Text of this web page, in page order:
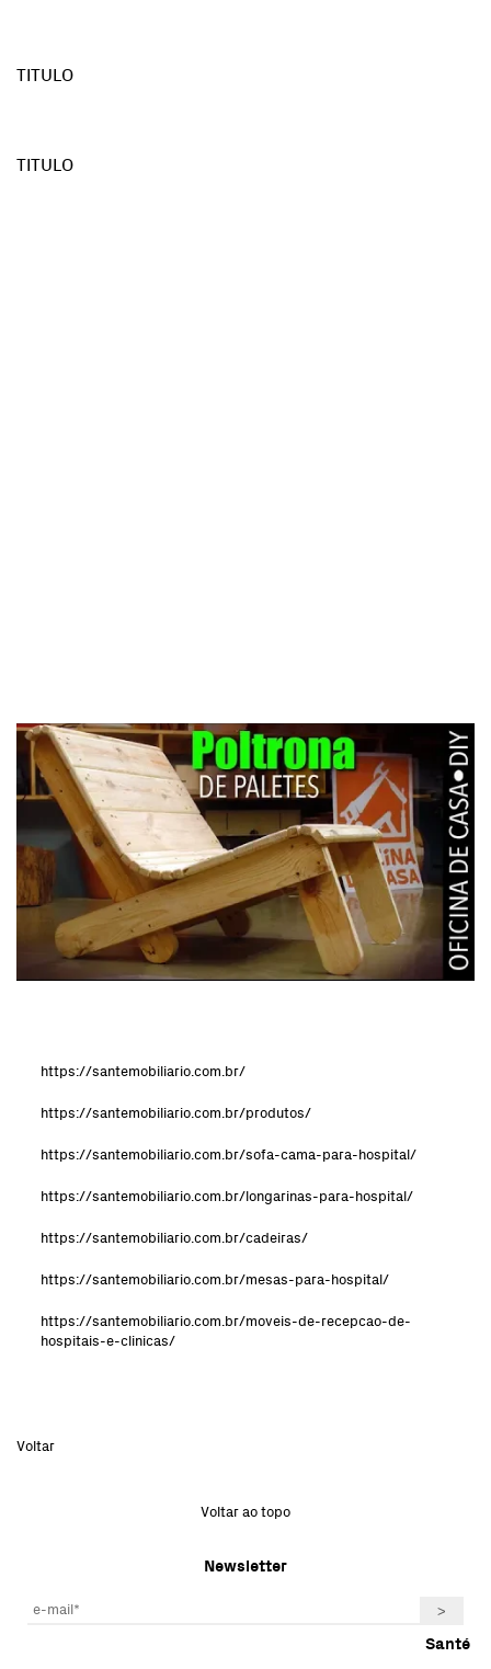
TITULO
TITULO
https://santemobiliario.com.br/
https://santemobiliario.com.br/produtos/
https://santemobiliario.com.br/sofa-cama-para-hospital/
https://santemobiliario.com.br/longarinas-para-hospital/
https://santemobiliario.com.br/cadeiras/
https://santemobiliario.com.br/mesas-para-hospital/
https://santemobiliario.com.br/moveis-de-recepcao-de-
hospitais-e-clinicas/
Voltar
Voltar ao topo
Newsletter
Santé